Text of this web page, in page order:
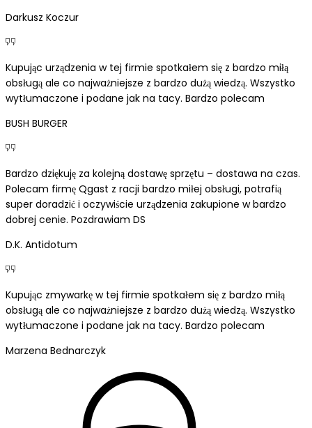
Darkusz Koczur
Kupując urządzenia w tej firmie spotkałem się z bardzo miłą
obsługą ale co najważniejsze z bardzo dużą wiedzą. Wszystko
wytłumaczone i podane jak na tacy. Bardzo polecam
BUSH BURGER
Bardzo dziękuję za kolejną dostawę sprzętu – dostawa na czas.
Polecam firmę Qgast z racji bardzo miłej obsługi, potrafią
super doradzić i oczywiście urządzenia zakupione w bardzo
dobrej cenie. Pozdrawiam DS
D.K. Antidotum
Kupując zmywarkę w tej firmie spotkałem się z bardzo miłą
obsługą ale co najważniejsze z bardzo dużą wiedzą. Wszystko
wytłumaczone i podane jak na tacy. Bardzo polecam
Marzena Bednarczyk